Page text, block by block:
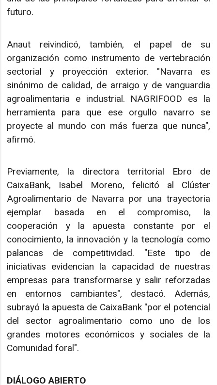
futuro.
Anaut reivindicó, también, el papel de su
organización como instrumento de vertebración
sectorial y proyección exterior. "Navarra es
sinónimo de calidad, de arraigo y de vanguardia
agroalimentaria e industrial. NAGRIFOOD es la
herramienta para que ese orgullo navarro se
proyecte al mundo con más fuerza que nunca",
afirmó.
Previamente, la directora territorial Ebro de
CaixaBank, Isabel Moreno, felicitó al Clúster
Agroalimentario de Navarra por una trayectoria
ejemplar basada en el compromiso, la
cooperación y la apuesta constante por el
conocimiento, la innovación y la tecnología como
palancas de competitividad. "Este tipo de
iniciativas evidencian la capacidad de nuestras
empresas para transformarse y salir reforzadas
en entornos cambiantes", destacó. Además,
subrayó la apuesta de CaixaBank "por el potencial
del sector agroalimentario como uno de los
grandes motores económicos y sociales de la
Comunidad foral".
DIÁLOGO ABIERTO